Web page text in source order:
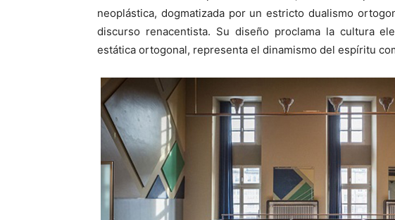
neoplástica, dogmatizada por un estricto dualismo
discurso renacentista. Su diseño proclama la cultura
estática ortogonal, representa el dinamismo del espíritu